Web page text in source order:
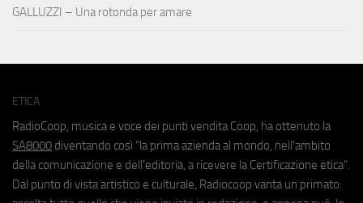
GALLUZZI – Una rotonda per amare
ETICA
RadioCoop, musica e voce dei punti vendita Coop, ha ottenuto la
SA8000 diventando così "la prima azienda al mondo, nell'ambito
della comunicazione e dell'editoria, a ricevere la Certificazione etica".
Dal punto di vista artistico e culturale, Radiocoop vanta un primato: